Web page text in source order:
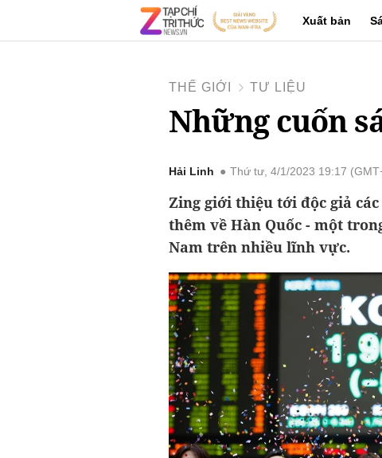
Xuất bản
THẾ GIỚI TƯ LIỆU
Những cuốn
Hải Linh Thứ tư, 4/1/2023 19:17
Zing giới thiệu tới độc giả
thêm về Hàn Quốc - một
Nam trên nhiều lĩnh vực.